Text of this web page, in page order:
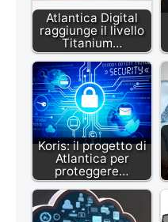
Atlantica Digital
raggiunge il livello
Titanium…
Koris: il progetto di
Atlantica per
proteggere…